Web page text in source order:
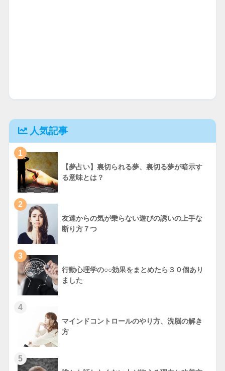
人気記事
1
【夢占い】裏切られる夢、裏切る夢が暗示す
る意味とは？
2
友達からの気が乗らない遊びの誘いの上手な
断り方７つ
3
行動心理学の○○効果をまとめたら３０個あり
ました
4
マインドコントロールのやり方、洗脳の解き
方
5